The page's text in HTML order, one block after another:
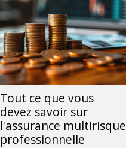
Tout ce que vous
devez savoir sur
l'assurance multirisque
professionnelle